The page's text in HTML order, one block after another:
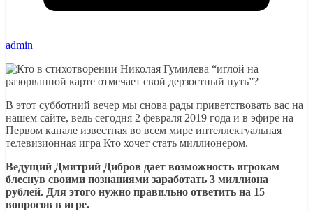
admin
В этот субботний вечер мы снова рады приветствовать вас на
нашем сайте, ведь сегодня 2 февраля 2019 года и в эфире на
Первом канале известная во всем мире интеллектуальная
телевизионная игра Кто хочет стать миллионером.
Ведущий Дмитрий Дибров дает возможность игрокам
блеснув своими познаниями заработать 3 миллиона
рублей. Для этого нужно правильно ответить на 15
вопросов в игре.